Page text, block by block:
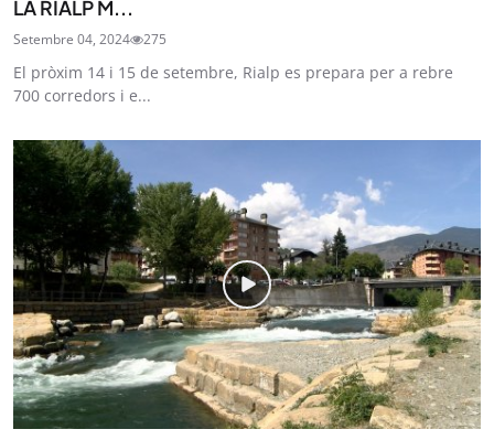
LA RIALP M...
Setembre 04, 2024 275
El pròxim 14 i 15 de setembre, Rialp es prepara per a rebre
700 corredors i e...